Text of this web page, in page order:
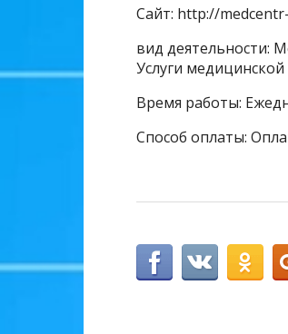
Сайт: http://
вид деятельности:
Услуги
Время работы:
Способ оплаты: